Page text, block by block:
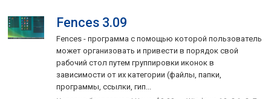
Fences 3.09
Fences - программа с помощью которой пользователь
может организовать и привести в порядок свой
рабочий стол путем группировки иконок в
зависимости от их категории (файлы, папки,
программы, ссылки, гип...